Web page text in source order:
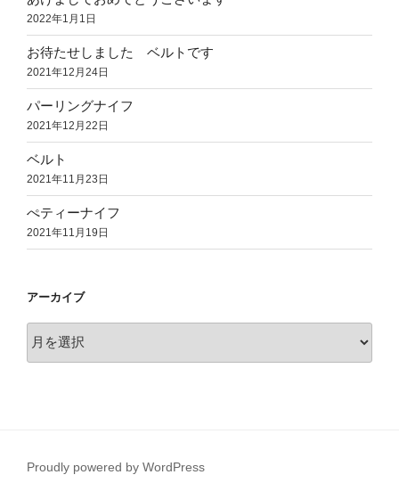
2022年1月1日
お待たせしました ベルトです
2021年12月24日
パーリングナイフ
2021年12月22日
ベルト
2021年11月23日
ぺティーナイフ
2021年11月19日
アーカイブ
ー
Proudly powered by WordPress